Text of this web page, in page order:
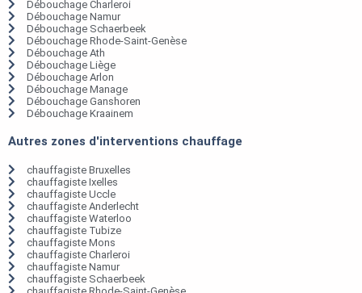
Débouchage Charleroi
Débouchage Namur
Débouchage Schaerbeek
Débouchage Rhode-Saint-Genèse
Débouchage Ath
Débouchage Liège
Débouchage Arlon
Débouchage Manage
Débouchage Ganshoren
Débouchage Kraainem
Autres zones d'interventions chauffage
chauffagiste Bruxelles
chauffagiste Ixelles
chauffagiste Uccle
chauffagiste Anderlecht
chauffagiste Waterloo
chauffagiste Tubize
chauffagiste Mons
chauffagiste Charleroi
chauffagiste Namur
chauffagiste Schaerbeek